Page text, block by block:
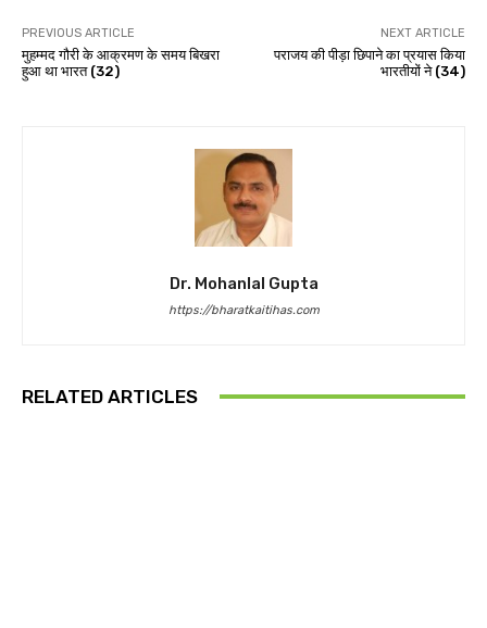
PREVIOUS ARTICLE
मुहम्मद गौरी के आक्रमण के समय बिखरा
हुआ था भारत (32)
NEXT ARTICLE
पराजय की पीड़ा छिपाने का प्रयास किया
भारतीयों ने (34)
Dr. Mohanlal Gupta
https://bharatkaitihas.com
RELATED ARTICLES